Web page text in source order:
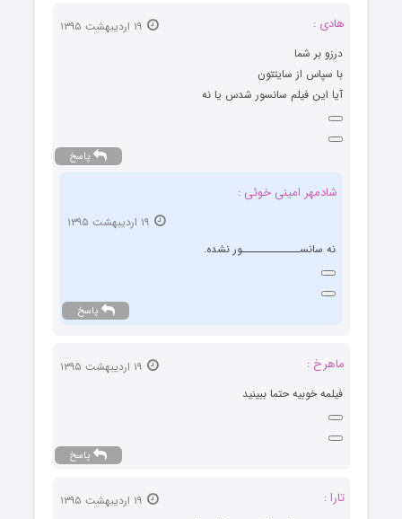
هادی :
۱۹ اردیبهشت ۱۳۹۵
درزو بر شما
با سپاس از سایتتون
آیا این فیلم سانسور شدس یا نه
پاسخ
شادمهر امینی خوئی :
۱۹ اردیبهشت ۱۳۹۵
نه سانســـــــــــــور نشده.
پاسخ
ماهرخ :
۱۹ اردیبهشت ۱۳۹۵
فیلمه خوبیه حتما ببینید
پاسخ
تارا :
۱۹ اردیبهشت ۱۳۹۵